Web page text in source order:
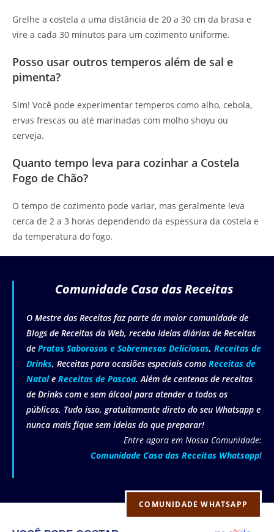
Grelhe a costela a uma distância de 20 a 30 cm da brasa e
vire a cada 30 minutos para um cozimento uniforme.
Posso usar outros temperos além de sal e
pimenta?
Sim! Você pode experimentar temperos como alho, cebola,
ervas frescas ou até marinadas com molho shoyu ou
cerveja.
Quanto tempo leva para cozinhar a Costela
Fogo de Chão?
O tempo de cozimento pode variar, mas geralmente leva
cerca de 2 a 3 horas dependendo da espessura da costela e
da temperatura do fogo.
Comunidade Casa das Receitas
O Mestre das Receitas faz parte da maior comunidade de
Blogs de Receitas da Web, receba Ideias diárias de Receitas
de Pratos Saborosos e Sobremesas Deliciosas, Receitas de
Drinks, Receitas para ocasiões especiais como Receitas de
Natale Receitas de Pascoa. Além de centenas de receitas
de Drinks com e sem álcool para atender a todos os
públicos. Tudo isso, gratuitamente direto do seu Whatsapp e
nunca mais fique sem ideias do que preparar!
Entre agora em Nossa Comunidade:
Comunidade Casa das Receitas Whatsapp!
COMUNIDADE WHATSAPP